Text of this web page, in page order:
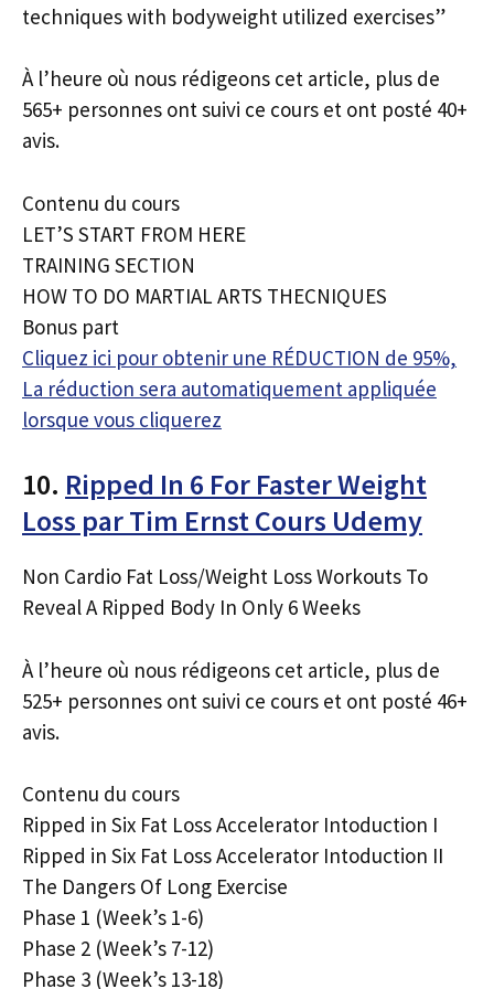
techniques with bodyweight utilized exercises”
À l’heure où nous rédigeons cet article, plus de
565+ personnes ont suivi ce cours et ont posté 40+
avis.
Contenu du cours
LET’S START FROM HERE
TRAINING SECTION
HOW TO DO MARTIAL ARTS THECNIQUES
Bonus part
Cliquez ici pour obtenir une RÉDUCTION de 95%,
La réduction sera automatiquement appliquée
lorsque vous cliquerez
10. Ripped In 6 For Faster Weight
Loss par Tim Ernst Cours Udemy
Non Cardio Fat Loss/Weight Loss Workouts To
Reveal A Ripped Body In Only 6 Weeks
À l’heure où nous rédigeons cet article, plus de
525+ personnes ont suivi ce cours et ont posté 46+
avis.
Contenu du cours
Ripped in Six Fat Loss Accelerator Intoduction I
Ripped in Six Fat Loss Accelerator Intoduction II
The Dangers Of Long Exercise
Phase 1 (Week’s 1-6)
Phase 2 (Week’s 7-12)
Phase 3 (Week’s 13-18)